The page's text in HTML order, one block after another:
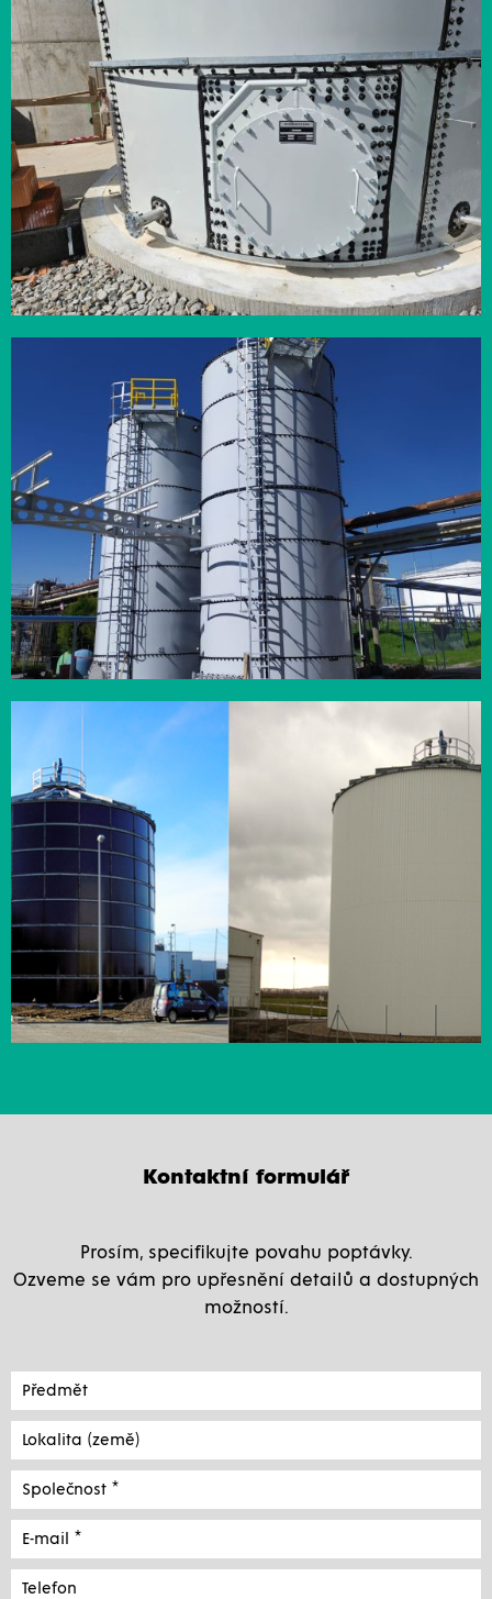
Kontaktní formulář
Prosím, specifikujte povahu poptávky.
Ozveme se vám pro upřesnění detailů a dostupných
možností.